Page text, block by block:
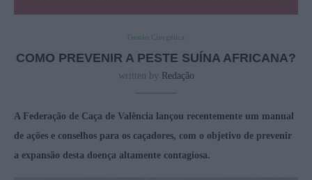
Gestão Cinegética
COMO PREVENIR A PESTE SUÍNA AFRICANA?
written by Redação
A Federação de Caça de Valência lançou recentemente um manual
de ações e conselhos para os caçadores, com o objetivo de prevenir
a expansão desta doença altamente contagiosa.